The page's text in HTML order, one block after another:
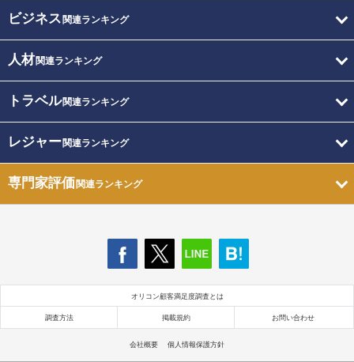
ビジネス 関連ランキング
人材関連ランキング
トラベル関連ランキング
レジャー関連ランキング
専門家評価関連ランキング
オリコン顧客満足度調査とは
調査方法 掲載規約 お問い合わせ
会社概要 個人情報保護方針